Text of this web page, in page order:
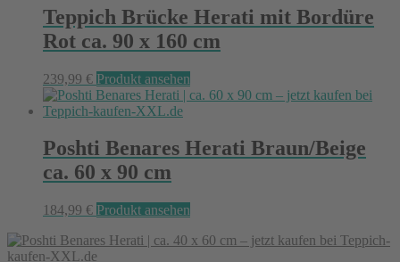
Teppich Brücke Herati mit Bordüre
Rot ca. 90 x 160 cm
239,99 € Produkt ansehen
Poshti Benares Herati Braun/Beige
ca. 60 x 90 cm
184,99 € Produkt ansehen